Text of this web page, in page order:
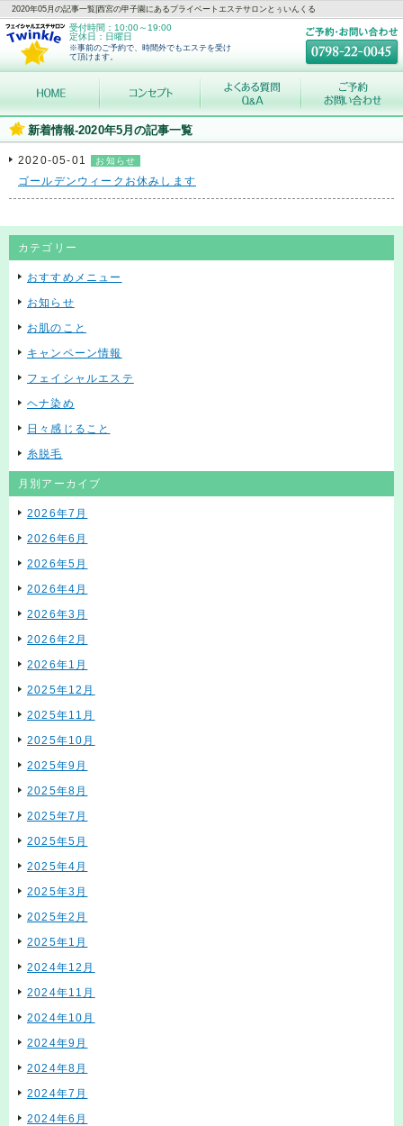
2020年05月の記事一覧|西宮の甲子園にあるプライベートエステサロンとぅいんくる
受付時間：10:00～19:00
定休日：日曜日
※事前のご予約で、時間外でもエステを受け
て頂けます。
新着情報-2020年5月の記事一覧
2020-05-01 お知らせ
ゴールデンウィークお休みします
カテゴリー
おすすめメニュー
お知らせ
お肌のこと
キャンペーン情報
フェイシャルエステ
ヘナ染め
日々感じること
糸脱毛
月別アーカイブ
2026年7月
2026年6月
2026年5月
2026年4月
2026年3月
2026年2月
2026年1月
2025年12月
2025年11月
2025年10月
2025年9月
2025年8月
2025年7月
2025年5月
2025年4月
2025年3月
2025年2月
2025年1月
2024年12月
2024年11月
2024年10月
2024年9月
2024年8月
2024年7月
2024年6月